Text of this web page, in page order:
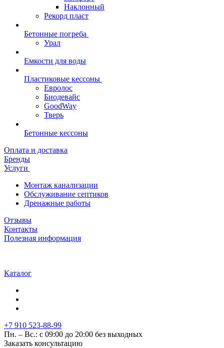
Наклонный
Рекорд пласт
Бетонные погреба
Урал
Емкости для воды
Пластиковые кессоны
Евролос
Биодевайс
GoodWay
Тверь
Бетонные кессоны
Оплата и доставка
Бренды
Услуги
Монтаж канализации
Обслуживание септиков
Дренажные работы
Отзывы
Контакты
Полезная информация
Каталог
+7 910 523-88-99
Пн. – Вс.: с 09:00 до 20:00 без выходных
Заказать консультацию